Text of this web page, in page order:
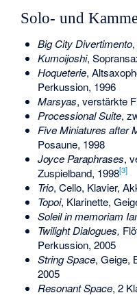
Solo- und
Big City Divertimento,
Kumoijoshi,
Hoqueterie,
Perkussion, 1996
Marsyas, verstärkte
Processional Suite,
Five Miniatures after
Posaune, 1998
Joyce Paraphrases,
Zuspielband, 1998[3]
Trio, Cello, Klavier,
Topoi, Klarinette,
Soleil in memoriam
Twilight Dialogues,
Perkussion, 2005
String Space, Geige,
2005
Resonant Space, 2